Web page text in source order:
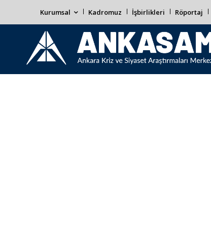
Kurumsal Kadromuz İşbirlikleri Röportaj